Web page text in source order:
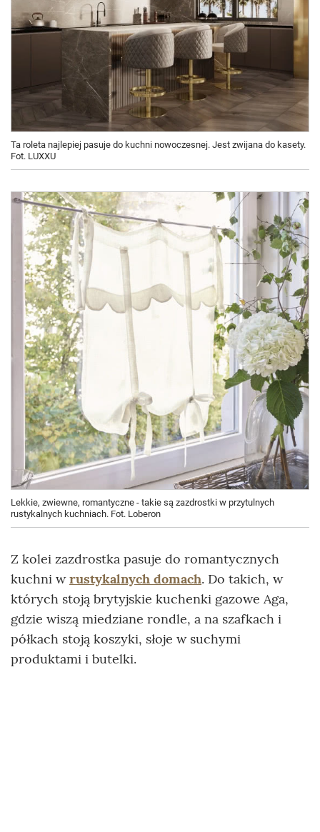
Ta roleta najlepiej pasuje do kuchni nowoczesnej. Jest zwijana do kasety.
Fot. LUXXU
Lekkie, zwiewne, romantyczne - takie są zazdrostki w przytulnych
rustykalnych kuchniach. Fot. Loberon
Z kolei zazdrostka pasuje do romantycznych
kuchni wrustykalnych domach. Do takich, w
których stoją brytyjskie kuchenki gazowe Aga,
gdzie wiszą miedziane rondle, a na szafkach i
półkach stoją koszyki, słoje w suchymi
produktami i butelki.